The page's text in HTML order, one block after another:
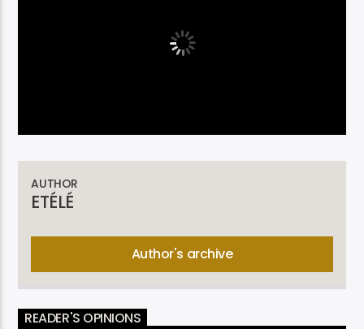
AUTHOR
ETÉLÉ
Author's archive
READER'S OPINIONS